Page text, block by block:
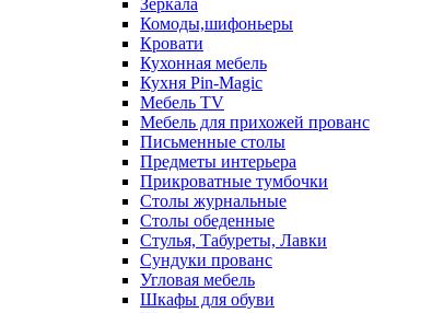
Комоды,шифоньеры
Кровати
Кухонная мебель
Кухня Pin-Magic
Мебель TV
Мебель для прихожей прованс
Письменные столы
Предметы интерьера
Прикроватные тумбочки
Столы журнальные
Столы обеденные
Стулья, Табуреты, Лавки
Сундуки прованс
Угловая мебель
Шкафы для обуви